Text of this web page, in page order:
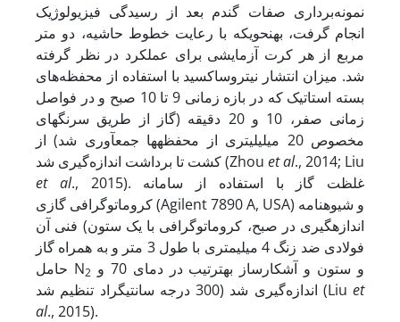
نمونه‌برداری صفات گندم بعد از رسیدگی فیزیولوژیک
انجام گرفت، به­نحوی­که با رعایت خطوط حاشیه، دو متر
مربع از هر کرت آزمایشی برای عملکرد در نظر گرفته
شد. میزان انتشار نیتروس­اکسید با استفاده از محفظه‌های
بسته استاتیک که در بازه زمانی 9 تا 10 صبح و در فواصل
زمانی صفر، 10 و 20 دقیقه (گاز از طریق سرنگ­های
مخصوص 20 میلی­لیتری از محفظه­ها جمع­آوری شد) از
کشت تا برداشت اندازه‌گیری شد (Zhou etal., 2014; Liu
et
al., 2015). غلظت گاز با استفاده از سامانه
کروماتوگرافی گازی (Agilent 7890 A, USA) و شیوه­نامه
فنی آن (اندازه­گیری در صبح، کروماتوگرافی با یک ستون
فولادی ضد زنگ 4 میلی­متری با طول 3 متر و به همراه گاز
حامل N2
300 درجه سانتی­گراد تنظیم شد) اندازه‌گیری شد (Liu et
al., 2015).